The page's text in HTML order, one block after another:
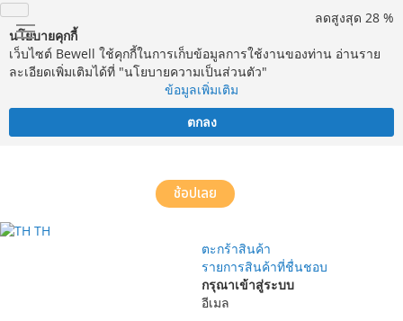
นโยบายคุกกี้
เว็บไซต์ Bewell ใช้คุกกี้ในการเก็บข้อมูลการใช้งานของท่าน อ่านราย
ละเอียดเพิ่มเติมได้ที่ "นโยบายความเป็นส่วนตัว"
ข้อมูลเพิ่มเติม
ตกลง
ช้อปเลย
TH
ตะกร้าสินค้า
รายการสินค้าที่ชื่นชอบ
กรุณาเข้าสู่ระบบ
อีเมล
ลดสูงสุด 28 %